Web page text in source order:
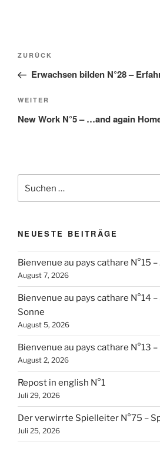
Beitragsnavigation
Vorheriger
Beitrag
ZURÜCK
Erwachsen bilden N°28 –
Nächster
Beitrag
WEITER
New Work N°5 – …and again
nach:
NEUESTE BEITRÄGE
Bienvenue au pays cathare N°15
August 7, 2026
Bienvenue au pays cathare N°14
Sonne
August 5, 2026
Bienvenue au pays cathare N°13
August 2, 2026
Repost in english N°1
Juli 29, 2026
Der verwirrte Spielleiter N°75 –
Juli 25, 2026